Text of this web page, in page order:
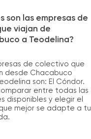
son las empresas de
viajan de
a Teodelina?
de colectivo que
desde Chacabuco
son: El Cóndor.
entre todas las
disponibles y elegir el
mejor se adapte a tu